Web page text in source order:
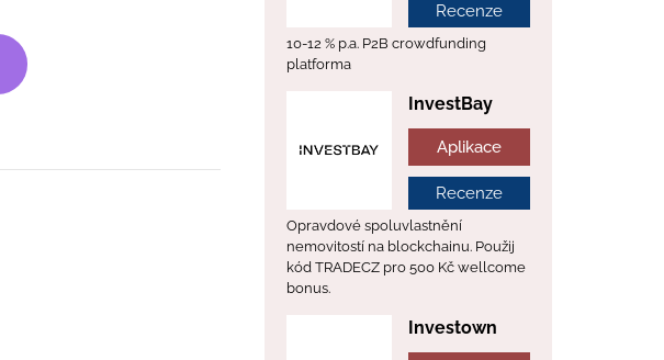
Recenze
10-12 % p.a. P2B crowdfunding
platforma
InvestBay
Aplikace
Recenze
Opravdové spoluvlastnění
nemovitostí na blockchainu. Použij
kód TRADECZ pro 500 Kč wellcome
bonus.
Investown